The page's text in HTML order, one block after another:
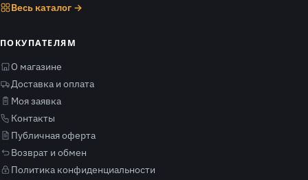
Весь каталог →
ПОКУПАТЕЛЯМ
О магазине
Доставка и оплата
Моя заявка
Контакты
Публичная оферта
Возврат и обмен
Политика конфиденциальности